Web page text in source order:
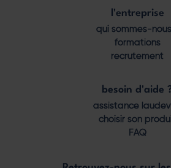
l'entreprise
qui sommes-
formations
recrutement
besoin d'aide
assistance
choisir son
FAQ